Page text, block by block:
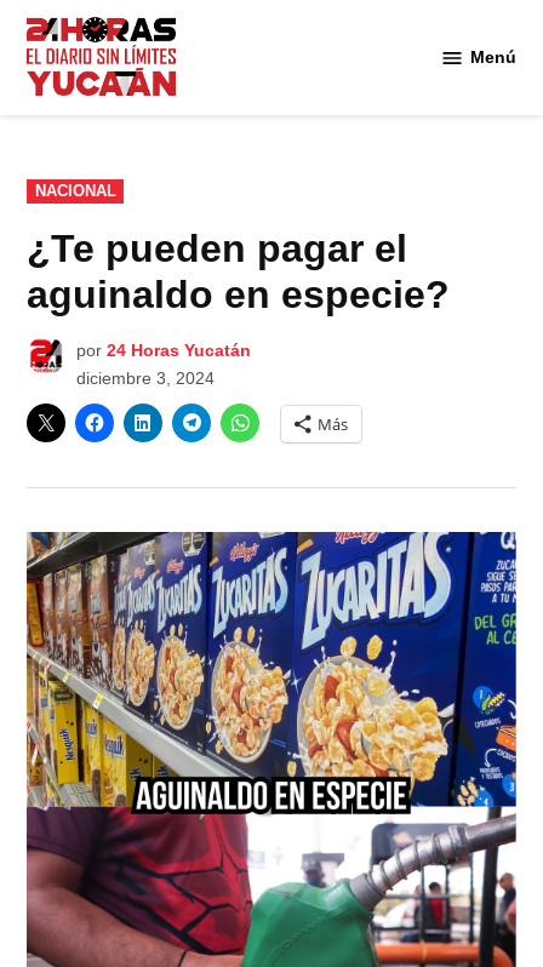
Saltar
contenido
Menú
PUBLICADO
EN
NACIONAL
¿Te pueden pagar el
aguinaldo en especie?
por 24 Horas Yucatán
diciembre 3, 2024
Más